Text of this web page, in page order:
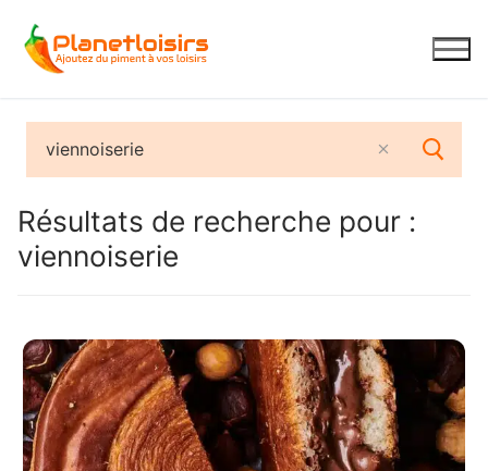
contenu
Résultats de recherche pour :
viennoiserie